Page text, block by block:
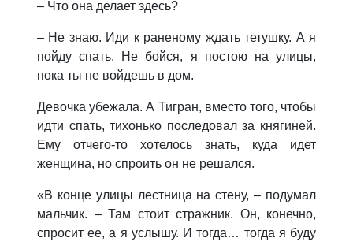
– Что она делает здесь?
– Не знаю. Иди к раненому ждать тетушку. А я
пойду спать. Не бойся, я постою на улицы,
пока ты не войдешь в дом.
Девочка убежала. А Тигран, вместо того, чтобы
идти спать, тихонько последовал за княгиней.
Ему отчего‑то хотелось знать, куда идет
женщина, но спроить он не решался.
«В конце улицы лестница на стену, – подумал
мальчик. – Там стоит стражник. Он, конечно,
спросит ее, а я услышу. И тогда… тогда я буду